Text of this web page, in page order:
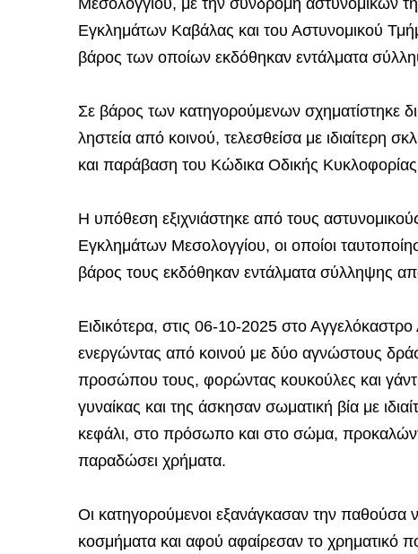
Εγκλημάτων Καβάλας και του Αστυνομικού
βάρος των οποίων εκδόθηκαν εντάλματα
Σε βάρος των κατηγορούμενων σχηματίστηκε
ληστεία από κοινού, τελεσθείσα με ιδιαίτερη
και παράβαση του Κώδικα Οδικής
Η υπόθεση εξιχνιάστηκε από τους
Εγκλημάτων Μεσολογγίου, οι οποίοι
βάρος τους εκδόθηκαν εντάλματα σύλληψης
Ειδικότερα, στις 06-10-2025 στο
ενεργώντας από κοινού με δύο αγνώστους
προσώπου τους, φορώντας κουκούλες και
γυναίκας και της άσκησαν σωματική βία με
κεφάλι, στο πρόσωπο και στο σώμα,
παραδώσει χρήματα.
Οι κατηγορούμενοι εξανάγκασαν την παθούσα
κοσμήματα και αφού αφαίρεσαν το